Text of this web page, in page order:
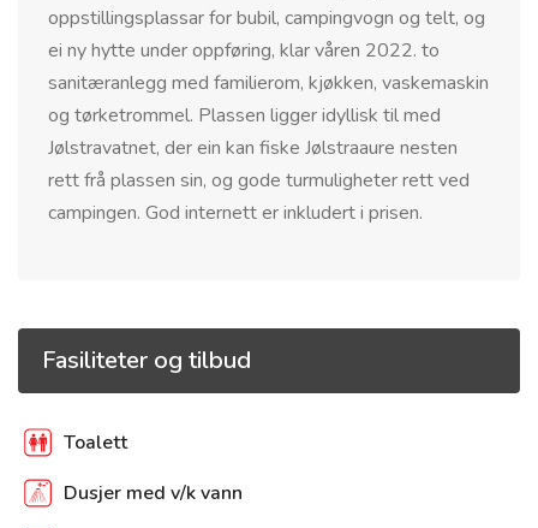
oppstillingsplassar for bubil, campingvogn og telt, og
ei ny hytte under oppføring, klar våren 2022. to
sanitæranlegg med familierom, kjøkken, vaskemaskin
og tørketrommel. Plassen ligger idyllisk til med
Jølstravatnet, der ein kan fiske Jølstraaure nesten
rett frå plassen sin, og gode turmuligheter rett ved
campingen. God internett er inkludert i prisen.
Fasiliteter og tilbud
Toalett
Dusjer med v/k vann